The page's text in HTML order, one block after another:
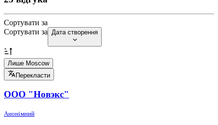
Сортувати за
Сортувати за Дата створення
Лише Moscow
Перекласти
ООО "Новэкс"
Анонімний